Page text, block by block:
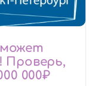
Проверь,
000₽